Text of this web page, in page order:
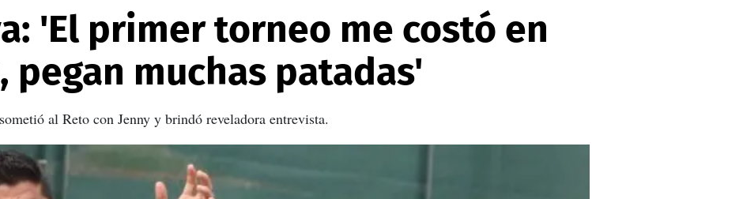
'El primer torneo me costó en
pegan muchas patadas'
al Reto con Jenny y brindó reveladora entrevista.